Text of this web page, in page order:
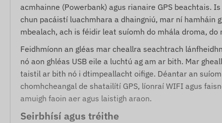
acmhainne (Powerbank) agus rianaire GPS beachtais.
chun pacáistí luachmhara a dhaingniú, mar ní hamháin
mbealach, ach is féidir leat suíomh do mhála droma,
Feidhmíonn an gléas mar cheallra seachtrach
nó aon ghléas USB eile a luchtú ag am ar bith. Mar
taistil ar bith nó i dtimpeallacht oifige. Déantar an
chomhcheangal de shatailítí GPS, líonraí WIFI agus
amuigh faoin aer agus laistigh araon.
Seirbhísí agus tréithe